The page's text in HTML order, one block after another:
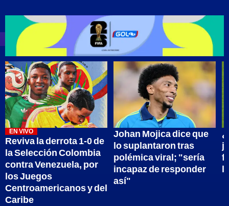
EN VIVO
Reviva la derrota 1-0 de
la Selección Colombia
contra Venezuela, por
los Juegos
Centroamericanos y del
Caribe
Johan Mojica dice que
lo suplantaron tras
polémica viral; "sería
incapaz de responder
así"